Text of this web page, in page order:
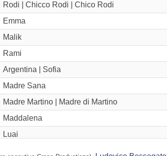
Rodi | Chicco Rodi | Chico Rodi
Emma
Malik
Rami
Argentina | Sofia
Madre Sana
Madre Martino | Madre di Martino
Maddalena
Luai